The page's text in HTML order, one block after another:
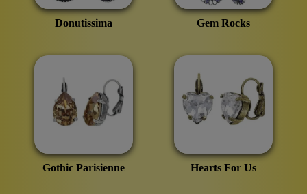
Donutissima Gem Rocks
Gothic Parisienne Hearts For Us